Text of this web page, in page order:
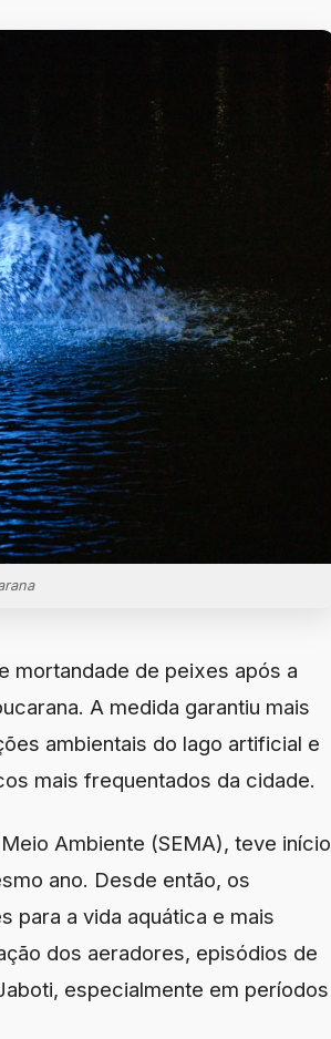
mortandade de peixes após a
A medida garantiu mais
ambientais do lago artificial e
mais frequentados da cidade.
Ambiente (SEMA), teve início
ano. Desde então, os
para a vida aquática e mais
dos aeradores, episódios de
especialmente em períodos